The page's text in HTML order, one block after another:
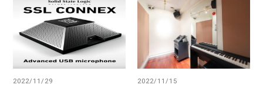
2022/11/29 2022/11/15